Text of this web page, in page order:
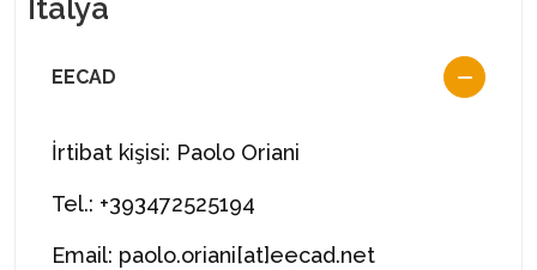
İtalya
EECAD
İrtibat kişisi: Paolo Oriani
Tel.: +393472525194
Email: paolo.oriani[at]eecad.net